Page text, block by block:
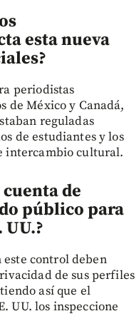
esta nueva
periodistas
de México y Canadá,
reguladas
de estudiantes y los
intercambio cultural.
de
público para
control deben
de sus perfiles
así que el
UU. los inspeccione